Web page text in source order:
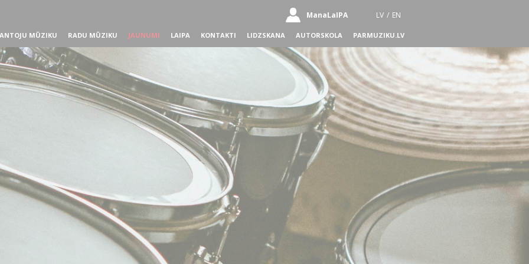
ManaLaIPA LV / EN
MŪZIKU RADU MŪZIKU JAUNUMI LAIPA KONTAKTI LIDZSKANA AUTORSKOLA PARMUZIKU.LV